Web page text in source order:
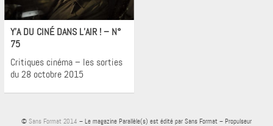
Cinéma
Y’A DU CINÉ DANS L’AIR ! – N°
75
Critiques cinéma – les sorties
du 28 octobre 2015
© Sans Format 2014 – Le magazine Parallèle(s) est édité par Sans Format – Propulseur